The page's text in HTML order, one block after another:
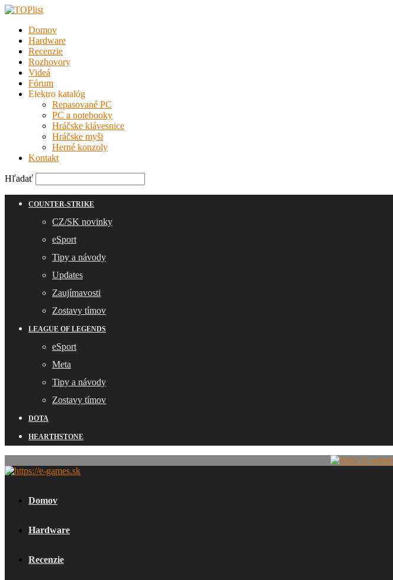
Domov
Hardware
Recenzie
Rozhovory
Videá
Fórum
Elektro katalóg
Repasované PC
PC a notebooky
Hráčske klávesnice
Hráčske myši
Herné konzoly
Kontakt
Hľadať
COUNTER-STRIKE
CZ/SK novinky
eSport
Tipy a návody
Updates
Zaujímavosti
Zostavy tímov
LEAGUE OF LEGENDS
eSport
Meta
Tipy a návody
Zostavy tímov
DOTA
HEARTHSTONE
Domov
Hardware
Recenzie